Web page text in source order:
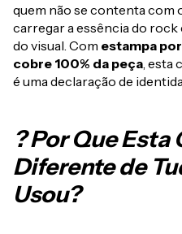
quem não se contenta com
carregar a essência do rock
do visual. Com estampa
cobre 100% da peça , esta
é uma declaração de
? Por Que Esta
Diferente de
Usou?